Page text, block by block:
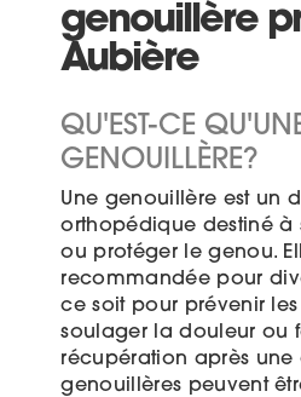
genouillère
Aubière
QU'EST-CE
GENOUILLÈRE?
Une genouillère est un
orthopédique destiné à
ou protéger le genou.
recommandée pour
ce soit pour prévenir les
soulager la douleur ou
récupération après une
genouillères peuvent